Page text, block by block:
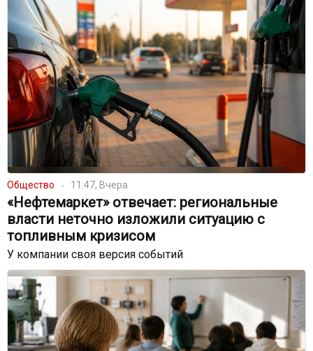
Общество 11:47, Вчера
«Нефтемаркет» отвечает: региональные
власти неточно изложили ситуацию с
топливным кризисом
У компании своя версия событий